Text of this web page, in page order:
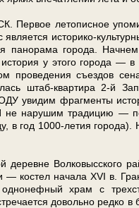
Первое летописное
яв­ля­ет­ся историко-
па­но­ра­ма го­ро­да.
у это­го го­ро­да —
про­ве­де­ния съездов
штаб-квартира 2-й
увидим фраг­мен­ты
не нарушим традицию —
в год 1000-летия
Волковысского
— ко­стел на­ча­ла XVI в.
однонефный храм с
довольно редко